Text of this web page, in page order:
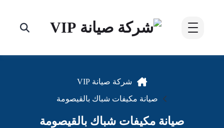
شركة صيانة VIP
صيانة مكيفات شباك بالقيصومة
صيانة مكيفات شباك بالقيصومة